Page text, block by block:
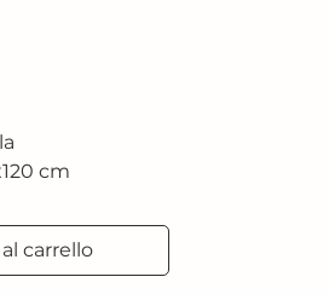
cm
carrello